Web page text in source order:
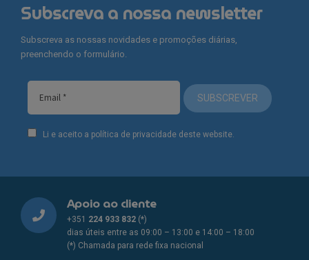
Subscreva a nossa newsletter
Subscreva as nossas novidades e promoções diárias,
preenchendo o formulário.
SUBSCREVER
Li e aceito a política de privacidade deste website.
Apoio ao cliente
+351 224 933 832 (*)
dias úteis entre as 09:00 – 13:00 e 14:00 – 18:00
(*) Chamada para rede fixa nacional